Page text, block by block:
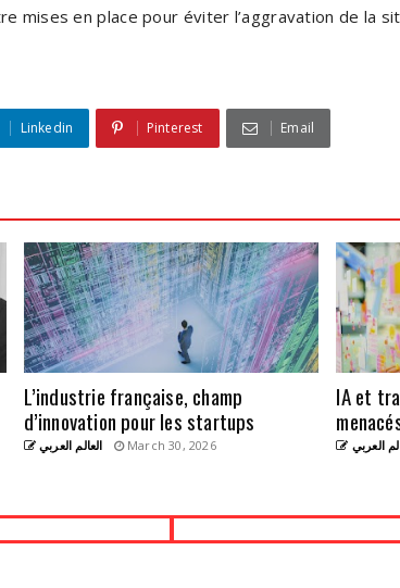
mises en place pour éviter l’aggravation de la
Linkedin Pinterest Email
L’industrie française, champ
d’innovation pour les startups
العالم العربي March 30, 2026
IA et
العربي